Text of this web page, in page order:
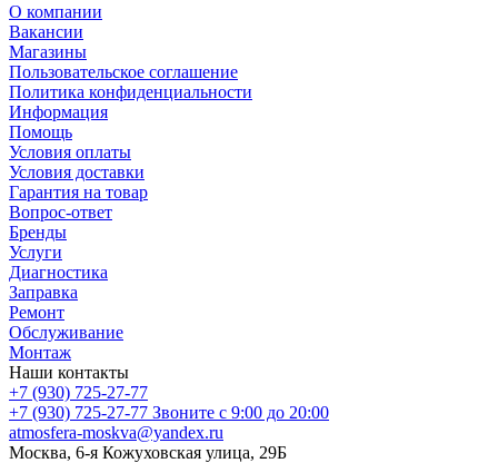
О компании
Вакансии
Магазины
Пользовательское соглашение
Политика конфиденциальности
Информация
Помощь
Условия оплаты
Условия доставки
Гарантия на товар
Вопрос-ответ
Бренды
Услуги
Диагностика
Заправка
Ремонт
Обслуживание
Монтаж
Наши контакты
+7 (930) 725-27-77
+7 (930) 725-27-77 Звоните с 9:00 до 20:00
atmosfera-moskva@yandex.ru
Москва, 6-я Кожуховская улица, 29Б